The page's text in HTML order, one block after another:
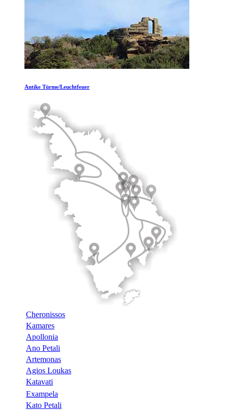
Antike Türme/Leuchtfeuer
Cheronissos
Kamares
Apollonia
Ano Petali
Artemonas
Agios Loukas
Katavati
Exampela
Kato Petali